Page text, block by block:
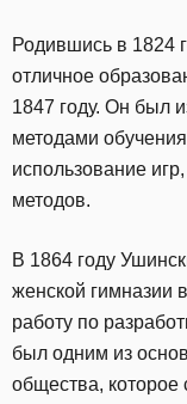
Родившись в 1824
отличное
1847 году. Он был
методами
использование
методов.
В 1864 году
женской гимназии
работу по
был одним из
общества, которое